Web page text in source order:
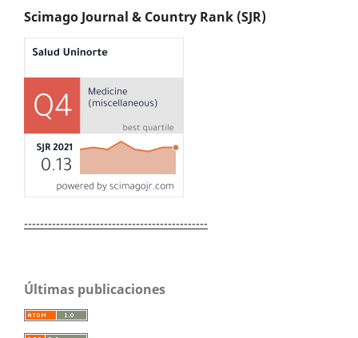
Scimago Journal & Country Rank (SJR)
----------------------------------------------
Últimas publicaciones